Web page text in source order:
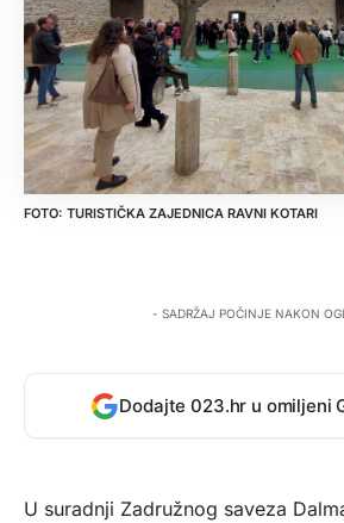
TURISTIČKA ZAJEDNICA RAVNI KOTARI
- SADRŽAJ POČINJE NAKON
Dodajte 023.hr u omiljeni
U suradnji Zadružnog saveza